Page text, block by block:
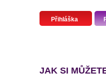
Přihláška
JAK SI